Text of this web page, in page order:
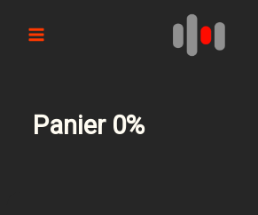
Panier 0%